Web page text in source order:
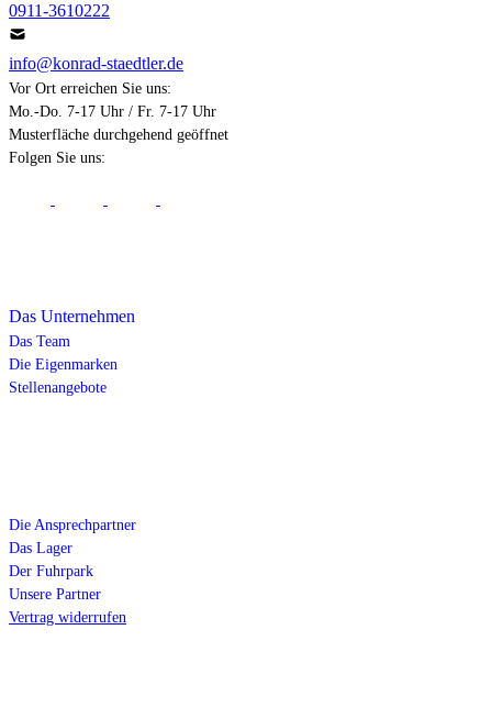
0911-3610222
info@konrad-staedtler.de
Vor Ort erreichen Sie uns:
Mo.-Do. 7-17 Uhr / Fr. 7-17 Uhr
Musterfläche durchgehend geöffnet
Folgen Sie uns:
Das Unternehmen
Das Team
Die Eigenmarken
Stellenangebote
Die Ansprechpartner
Das Lager
Der Fuhrpark
Unsere Partner
Vertrag widerrufen